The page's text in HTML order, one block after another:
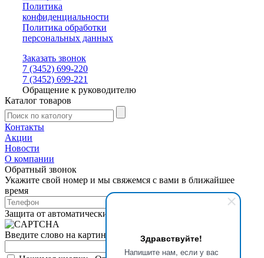
Здравствуйте!
Напишите нам, если у вас
Политика
конфиденциальности
Политика обработки
персональных данных
Заказать звонок
7 (3452) 699-220
7 (3452) 699-221
Обращение к руководителю
Каталог товаров
Контакты
Акции
Новости
О компании
Обратный звонок
Укажите свой номер и мы свяжемся с вами в ближайшее
время
Защита от автоматических сообщений
Введите слово на картинке